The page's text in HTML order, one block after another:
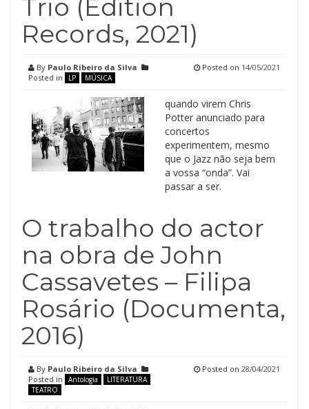
Trio (Edition
Records, 2021)
By Paulo Ribeiro da Silva
Posted in
LP MÚSICA
Posted on 14/05/2021
quando virem Chris
Potter anunciado para
concertos
experimentem, mesmo
que o Jazz não seja bem
a vossa “onda”. Vai
passar a ser.
O trabalho do actor
na obra de John
Cassavetes – Filipa
Rosário (Documenta,
2016)
By Paulo Ribeiro da Silva
Posted in
Antologia
LITERATURA
TEATRO
Posted on 28/04/2021